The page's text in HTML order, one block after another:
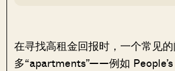
在寻找高租金回报时，一个常见
多“apartments”——例如